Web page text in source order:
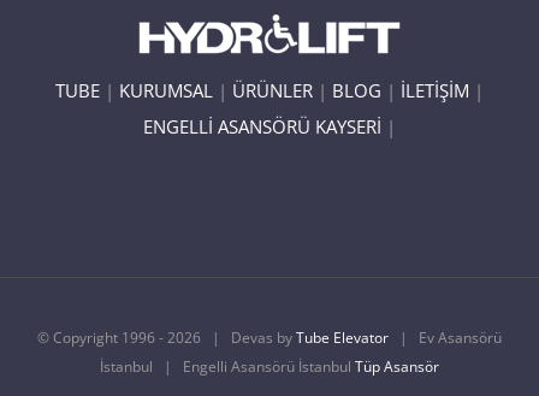
TUBE | KURUMSAL | ÜRÜNLER | BLOG | İLETİŞİM |
ENGELLİ ASANSÖRÜ KAYSERİ |
© Copyright 1996 -2026 | Devas byTube Elevator | Ev Asansörü
İstanbul | Engelli Asansörü İstanbul Tüp Asansör